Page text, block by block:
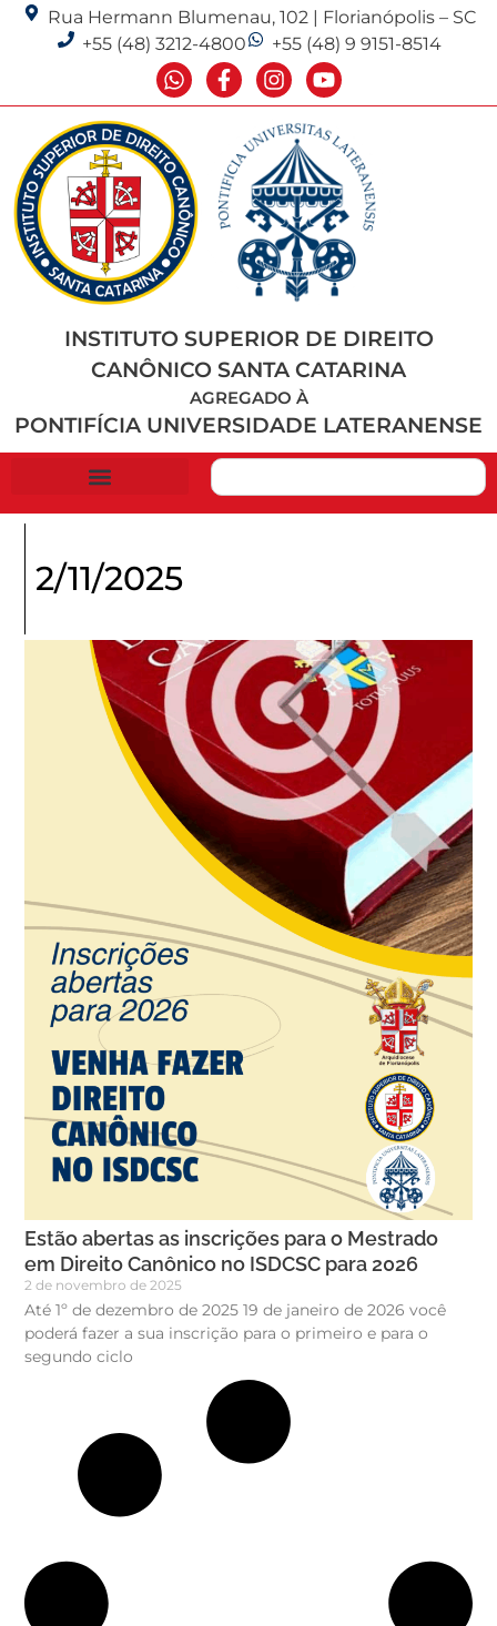
Rua Hermann Blumenau, 102 | Florianópolis – SC
+55 (48) 3212-4800
+55 (48) 9 9151-8514
INSTITUTO SUPERIOR DE DIREITO
CANÔNICO SANTA CATARINA
AGREGADO À
PONTIFÍCIA UNIVERSIDADE LATERANENSE
2/11/2025
Estão abertas as inscrições para o Mestrado
em Direito Canônico no ISDCSC para 2026
2 de novembro de 2025
Até 1º de dezembro de 2025 19 de janeiro de 2026 você
poderá fazer a sua inscrição para o primeiro e para o
segundo ciclo